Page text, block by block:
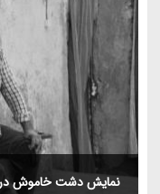
نمایش دشت خاموش در